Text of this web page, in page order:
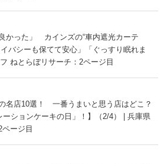
かった」 カインズの“車内遮光カーテ
バシーも保てて安心」「ぐっすり眠れま
ねとらぼリサーチ：2ページ目
名店10選！ 一番うまいと思う店はどこ？
ーションケーキの日」！】（2/4） | 兵庫県
ージ目